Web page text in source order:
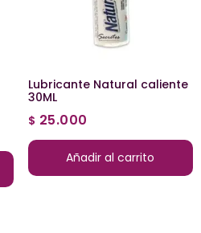
Lubricante Natural caliente
30ML
$ 25.000
Añadir al carrito